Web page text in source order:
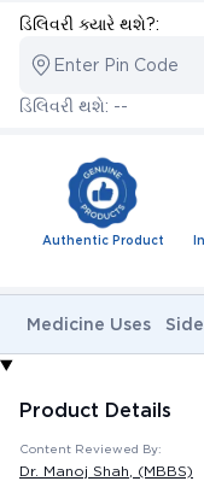
ડિલિવરી ક્યારે થશે?:
Enter Pin Code
ડિલિવરી થશે: --
Authentic Product
Medicine Uses
Product Details
Content Reviewed By:
Dr. Manoj Shah , (MBBS)